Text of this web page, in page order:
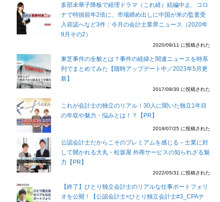
多部未華子降板で経理ドラマ（これ経）続編中止、コロ
ナで特損前年2倍に、市場締め出しに中国が米の監査受
入容認へなど3件：今月の会計士業界ニュース（2020年
9月その2）
2020/09/11 に投稿された
東芝事件の全貌とは？事件の経緯と関連ニュースを時系
列でまとめてみた【随時アップデート中／2023年5月更
新】
2017/08/30 に投稿された
これが会計士の独立のリアル！30人に聞いた独立1年目
の年収や魅力・悩みとは！？【PR】
2019/07/25 に投稿された
公認会計士だからこそのプレミアムを感じる－士業に対
して開かれる大丸・松坂屋 外商サービスの知られざる魅
力【PR】
2022/05/31 に投稿された
【終了】ひとり独立会計士のリアルな仕事ポートフォリ
オを公開！【公認会計士×ひとり独立会計士#3_CPAナ